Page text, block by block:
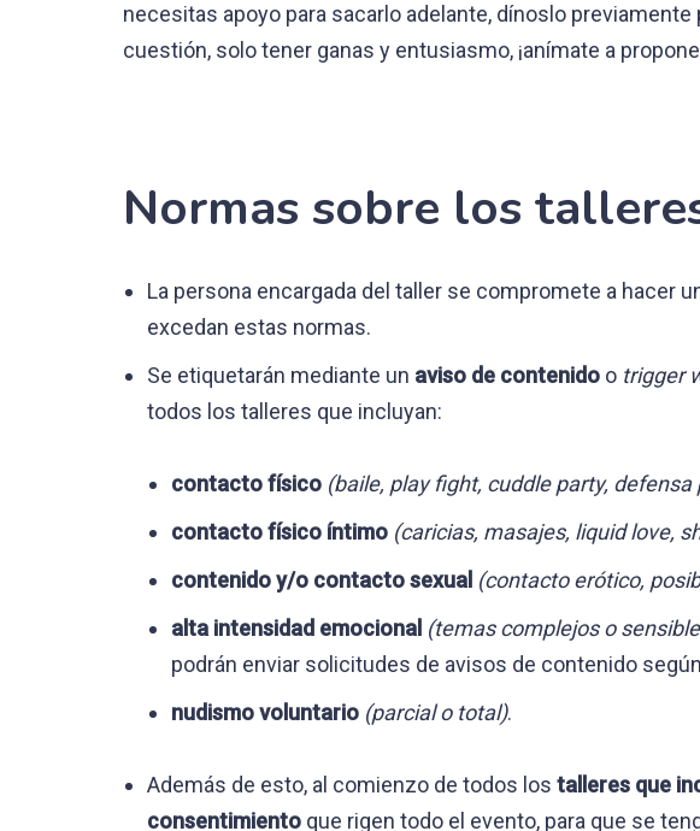
necesitas apoyo para sacarlo adelante, dínoslo
cuestión, solo tener ganas y entusiasmo, ¡anímate a
Normas sobre los
La persona encargada del taller se compromete a hacer
excedan estas normas.
Se etiquetarán mediante un aviso de contenido o trigger
todos los talleres que incluyan:
contacto físico (baile, play fight, cuddle party,
contacto físico íntimo (caricias, masajes, liquid love,
contenido y/o contacto sexual (contacto erótico,
alta intensidad emocional (temas complejos o
podrán enviar solicitudes de avisos de contenido
nudismovoluntario (parcial o total).
Además de esto, al comienzo de todos los talleres que
consentimiento que rigen todo el evento, para que se